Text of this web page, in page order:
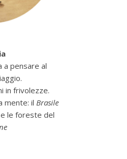
a pensare al
in frivolezze.
mente: il Brasile
le foreste del